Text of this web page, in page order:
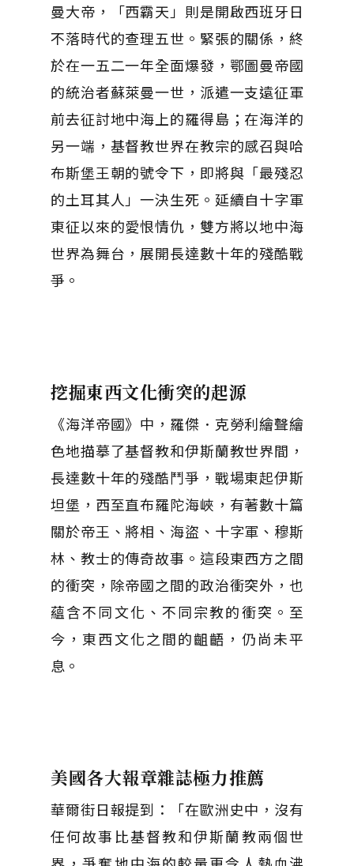
曼大帝，「西霸天」則是開啟西班牙日
不落時代的查理五世。緊張的關係，終
於在一五二一年全面爆發，鄂圖曼帝國
的統治者蘇萊曼一世，派遣一支遠征軍
前去征討地中海上的羅得島；在海洋的
另一端，基督教世界在教宗的感召與哈
布斯堡王朝的號令下，即將與「最殘忍
的土耳其人」一決生死。延續自十字軍
東征以來的愛恨情仇，雙方將以地中海
世界為舞台，展開長達數十年的殘酷戰
爭。
挖掘東西文化衝突的起源
《海洋帝國》中，羅傑．克勞利繪聲繪
色地描摹了基督教和伊斯蘭教世界間，
長達數十年的殘酷鬥爭，戰場東起伊斯
坦堡，西至直布羅陀海峽，有著數十篇
關於帝王、將相、海盜、十字軍、穆斯
林、教士的傳奇故事。這段東西方之間
的衝突，除帝國之間的政治衝突外，也
蘊含不同文化、不同宗教的衝突。至
今，東西文化之間的齟齬，仍尚未平
息。
美國各大報章雜誌極力推薦
華爾街日報提到：「在歐洲史中，沒有
任何故事比基督教和伊斯蘭教兩個世